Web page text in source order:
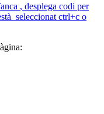
, desplega codi per
seleccionat ctrl+c o